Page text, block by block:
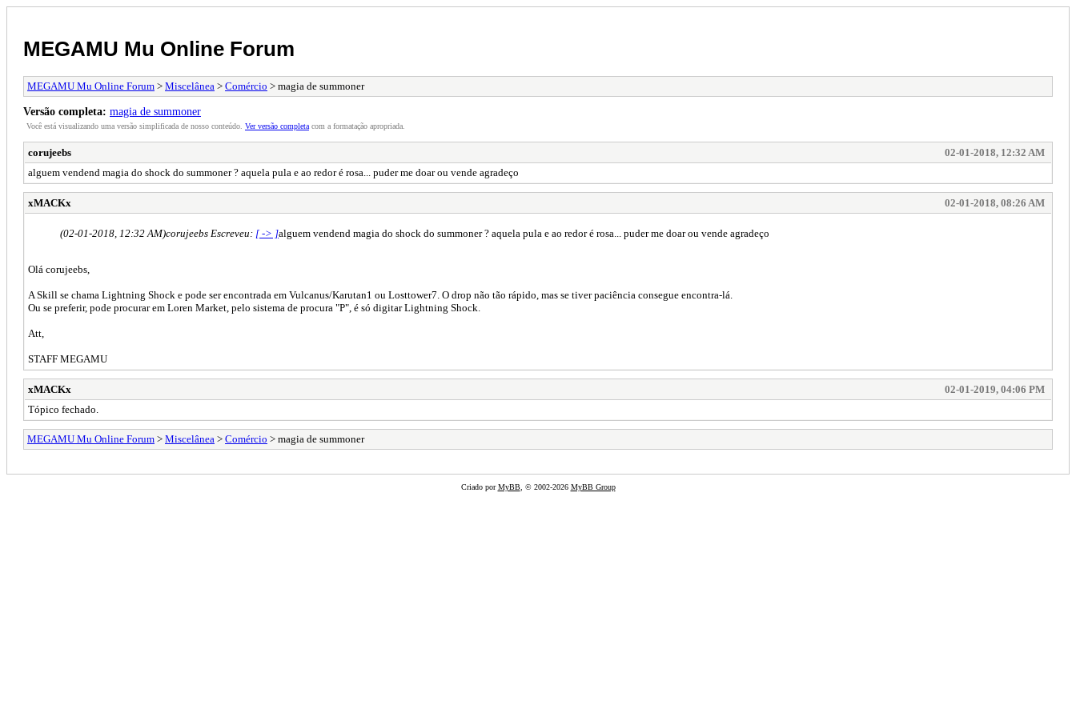
MEGAMU Mu Online Forum
MEGAMU Mu Online Forum > Miscelânea > Comércio > magia de summoner
Versão completa: magia de summoner
Você está visualizando uma versão simplificada de nosso conteúdo. Ver versão completa com a formatação apropriada.
corujeebs
02-01-2018, 12:32 AM
alguem vendend magia do shock do summoner ? aquela pula e ao redor é rosa... puder me doar ou vende agradeço
xMACKx 02-01-2018, 08:26 AM
(02-01-2018, 12:32 AM)corujeebs Escreveu: [ -> ]alguem vendend magia do shock do summoner ? aquela pula e ao redor é rosa... puder me doar ou vende agradeço
Olá corujeebs,
A Skill se chama Lightning Shock e pode ser encontrada em Vulcanus/Karutan1 ou Losttower7. O drop não tão rápido, mas se tiver paciência consegue encontra-lá.
Ou se preferir, pode procurar em Loren Market, pelo sistema de procura "P", é só digitar Lightning Shock.
Att,
STAFF MEGAMU
xMACKx
02-01-2019, 04:06 PM
Tópico fechado.
MEGAMU Mu Online Forum > Miscelânea > Comércio > magia de summoner
Criado porMyBB, © 2002-2026 MyBB Group